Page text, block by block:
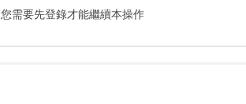
您需要先登錄才能繼續本操作